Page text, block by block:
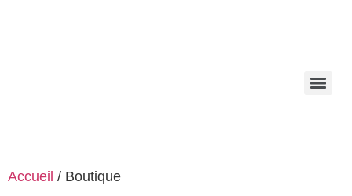
Accueil / Boutique